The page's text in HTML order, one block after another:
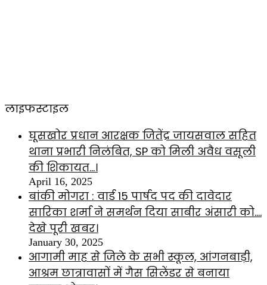
लाइफस्टाइल
घूसखोर प्रधान आरक्षक जितेंद्र जायसवाल सहित
थाना प्रभारी निलंबित, SP को मिली अवैध वसूली
की शिकायत…।
April 16, 2025
बांकी मोगरा : वार्ड 15 पार्षद पद की दावेदार
सारिका शर्मा ने समर्थन दिया साबीर अंसारी को….
देखे पूरी खबर।
January 30, 2025
आगामी माह से जिले के सभी स्कूल, आंगनबाड़ी,
आश्रम छात्रावासों में गैस सिलेंडर से बनाया